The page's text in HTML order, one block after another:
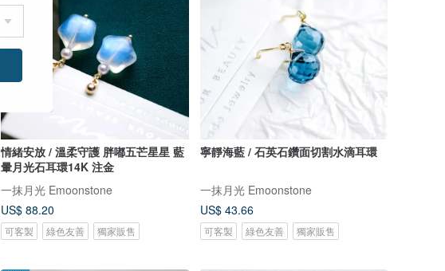
情緒安放 / 溫柔守護 胖嘟五芒星星 藍
暈月光石耳環14K 注金
一抹月光 Emoonstone
US$ 88.20
可客製 綠色友善 獨家販售
寧靜海藍 / 石英石鑽面切割水滴耳環
一抹月光 Emoonstone
US$ 43.66
可客製 綠色友善 獨家販售